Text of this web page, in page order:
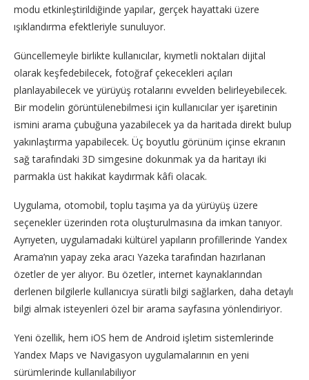
modu etkinleştirildiğinde yapılar, gerçek hayattaki üzere
ışıklandırma efektleriyle sunuluyor.
Güncellemeyle birlikte kullanıcılar, kıymetli noktaları dijital
olarak keşfedebilecek, fotoğraf çekecekleri açıları
planlayabilecek ve yürüyüş rotalarını evvelden belirleyebilecek.
Bir modelin görüntülenebilmesi için kullanıcılar yer işaretinin
ismini arama çubuğuna yazabilecek ya da haritada direkt bulup
yakınlaştırma yapabilecek. Üç boyutlu görünüm içinse ekranın
sağ tarafındaki 3D simgesine dokunmak ya da haritayı iki
parmakla üst hakikat kaydırmak kâfi olacak.
Uygulama, otomobil, toplu taşıma ya da yürüyüş üzere
seçenekler üzerinden rota oluşturulmasına da imkan tanıyor.
Ayrıyeten, uygulamadaki kültürel yapıların profillerinde Yandex
Arama’nın yapay zeka aracı Yazeka tarafından hazırlanan
özetler de yer alıyor. Bu özetler, internet kaynaklarından
derlenen bilgilerle kullanıcıya süratli bilgi sağlarken, daha detaylı
bilgi almak isteyenleri özel bir arama sayfasına yönlendiriyor.
Yeni özellik, hem iOS hem de Android işletim sistemlerinde
Yandex Maps ve Navigasyon uygulamalarının en yeni
sürümlerinde kullanılabiliyor